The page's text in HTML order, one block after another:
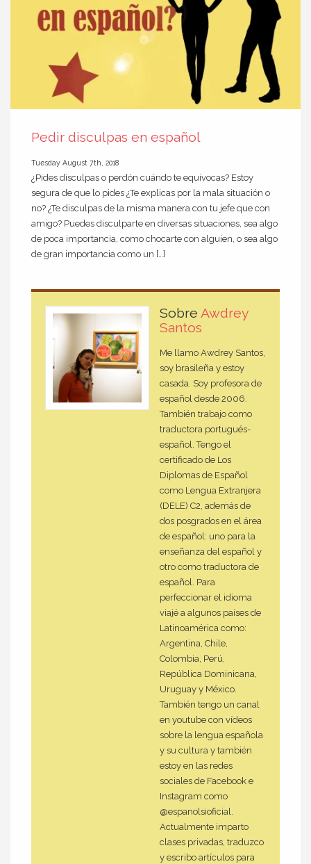
Pedir disculpas en español
Tuesday August 7th, 2018
¿Pides disculpas o perdón cuándo te equivocas? Estoy
segura de que lo pides ¿Te explicas por la mala situación o
no? ¿Te disculpas de la misma manera con tu jefe que con
amigo? Puedes disculparte en diversas situaciones, sea algo
de poca importancia, como chocarte con alguien, o sea algo
de gran importancia como un […]
Sobre Awdrey
Santos
Me llamo Awdrey Santos,
soy brasileña y estoy
casada. Soy profesora de
español desde 2006.
También trabajo como
traductora portugués-
español. Tengo el
certificado de Los
Diplomas de Español
como Lengua Extranjera
(DELE) C2, además de
dos posgrados en el área
de español: uno para la
enseñanza del español y
otro como traductora de
español. Para
perfeccionar el idioma
viajé a algunos países de
Latinoamérica como:
Argentina, Chile,
Colombia, Perú,
República Dominicana,
Uruguay y México.
También tengo un canal
en youtube con vídeos
sobre la lengua española
y su cultura y también
estoy en las redes
sociales de Facebook e
Instagram como
@espanolsioficial.
Actualmente imparto
clases privadas, traduzco
y escribo artículos para